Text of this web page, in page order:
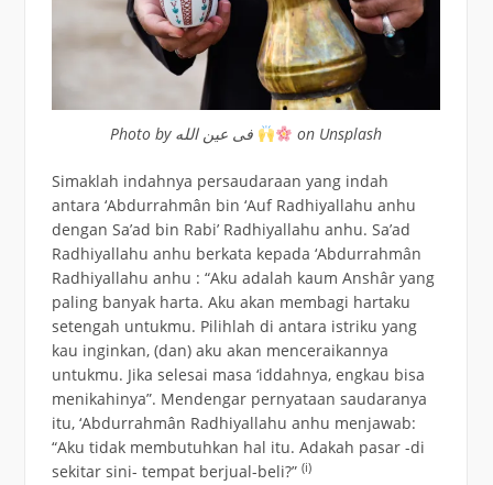
فی عین الله on Unsplash
Simaklah indahnya persaudaraan yang indah
antara ‘Abdurrahmân bin ‘Auf Radhiyallahu anhu
dengan Sa’ad bin Rabi’ Radhiyallahu anhu. Sa’ad
Radhiyallahu anhu berkata kepada ‘Abdurrahmân
Radhiyallahu anhu : “Aku adalah kaum Anshâr yang
paling banyak harta. Aku akan membagi hartaku
setengah untukmu. Pilihlah di antara istriku yang
kau inginkan, (dan) aku akan menceraikannya
untukmu. Jika selesai masa ‘iddahnya, engkau bisa
menikahinya”. Mendengar pernyataan saudaranya
itu, ‘Abdurrahmân Radhiyallahu anhu menjawab:
“Aku tidak membutuhkan hal itu. Adakah pasar -di
sekitar sini- tempat berjual-beli?” (i)